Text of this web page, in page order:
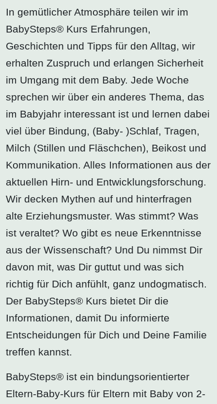
In gemütlicher Atmosphäre teilen wir im
BabySteps® Kurs Erfahrungen,
Geschichten und Tipps für den Alltag, wir
erhalten Zuspruch und erlangen Sicherheit
im Umgang mit dem Baby. Jede Woche
sprechen wir über ein anderes Thema, das
im Babyjahr interessant ist und lernen dabei
viel über Bindung, (Baby- )Schlaf, Tragen,
Milch (Stillen und Fläschchen), Beikost und
Kommunikation. Alles Informationen aus der
aktuellen Hirn- und Entwicklungsforschung.
Wir decken Mythen auf und hinterfragen
alte Erziehungsmuster. Was stimmt? Was
ist veraltet? Wo gibt es neue Erkenntnisse
aus der Wissenschaft? Und Du nimmst Dir
davon mit, was Dir guttut und was sich
richtig für Dich anfühlt, ganz undogmatisch.
Der BabySteps® Kurs bietet Dir die
Informationen, damit Du informierte
Entscheidungen für Dich und Deine Familie
treffen kannst.
BabySteps® ist ein bindungsorientierter
Eltern-Baby-Kurs für Eltern mit Baby von 2-